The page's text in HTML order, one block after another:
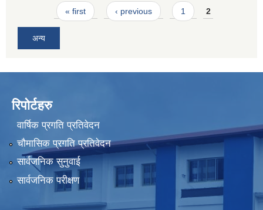
Pages« first ‹ previous 1 2
अन्य
रिपोर्टहरु
वार्षिक प्रगति प्रतिवेदन
चौमासिक प्रगति प्रतिवेदन
सार्वजनिक सुनुवाई
सार्वजनिक परीक्षण